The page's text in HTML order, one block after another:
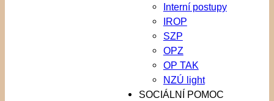
Interní postupy
IROP
SZP
OPZ
OP TAK
NZÚ light
SOCIÁLNÍ POMOC